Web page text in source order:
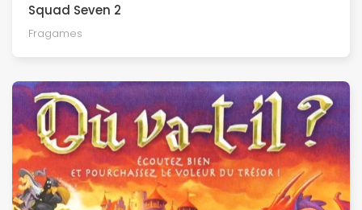
Squad Seven 2
Fragames